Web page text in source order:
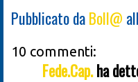
Pubblicato daBoll@
10 commenti:
Fede.Cap.ha